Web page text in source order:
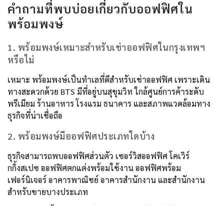
คำถามที่พบบ่อยเกี่ยวกับออฟฟิศใน
พร้อมพงษ์
1. พร้อมพงษ์เหมาะสำหรับเช่าออฟฟิศในกรุงเทพฯ
หรือไม่
เหมาะ พร้อมพงษ์เป็นทำเลที่ดีสำหรับเช่าออฟฟิศ เพราะเดิน
ทางสะดวกด้วย BTS มีที่อยู่บนสุขุมวิท ใกล้ศูนย์การค้าระดับ
พรีเมียม ร้านอาหาร โรงแรม ธนาคาร และสภาพแวดล้อมทาง
ธุรกิจที่น่าเชื่อถือ
2. พร้อมพงษ์มีออฟฟิศประเภทใดบ้าง
ธุรกิจสามารถพบออฟฟิศส่วนตัว เซอร์วิสออฟฟิศ โคเวิร์
กกิ้งสเปซ ออฟฟิศตกแต่งพร้อมใช้งาน ออฟฟิศพร้อม
เฟอร์นิเจอร์ อาคารพาณิชย์ อาคารสำนักงาน และสำนักงาน
สำหรับขายบางประเภท